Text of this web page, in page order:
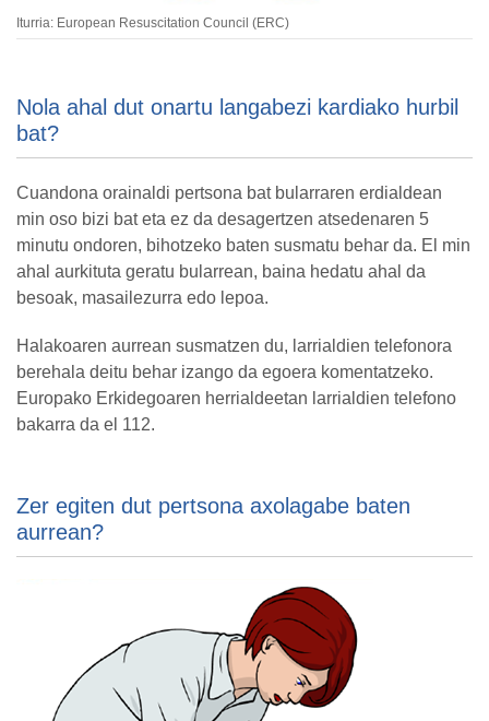
Iturria: European Resuscitation Council (ERC)
Nola ahal dut onartu langabezi kardiako hurbil
bat?
Cuandona orainaldi pertsona bat bularraren erdialdean
min oso bizi bat eta ez da desagertzen atsedenaren 5
minutu ondoren, bihotzeko baten susmatu behar da. El min
ahal aurkituta geratu bularrean, baina hedatu ahal da
besoak, masailezurra edo lepoa.
Halakoaren aurrean susmatzen du, larrialdien telefonora
berehala deitu behar izango da egoera komentatzeko.
Europako Erkidegoaren herrialdeetan larrialdien telefono
bakarra da el 112.
Zer egiten dut pertsona axolagabe baten
aurrean?